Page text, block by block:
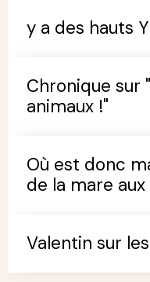
y a des hauts
Chronique sur
animaux !"
Où est donc
de la mare
Valentin sur